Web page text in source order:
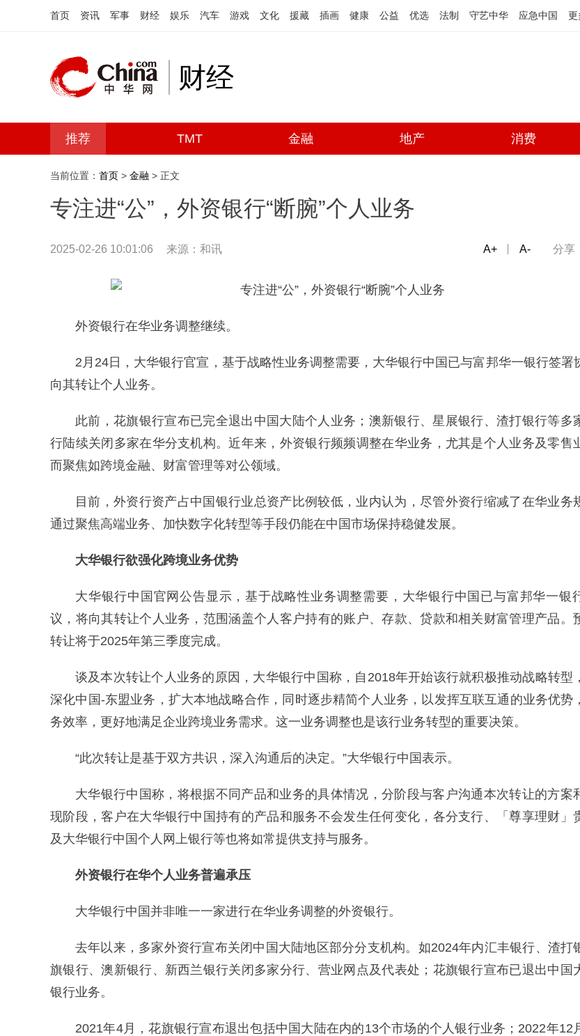
首页 资讯 军事 财经 娱乐 汽车 游戏 文化 援藏 插画 健康 公益 优选 法制 守艺中华 应急中国 更
财经
推荐 TMT 金融 地产 消费
当前位置： 首页 > 金融 > 正文
专注进“公”，外资银行“断腕”个人业务
2025-02-26 10:01:06 来源： 和讯 分享
微信 微博
A+ A-
外资银行在华业务调整继续。
2月24日，大华银行官宣，基于战略性业务调整需要，大华银行中国已与富邦华一银行签署
向其转让个人业务。
此前，花旗银行宣布已完全退出中国大陆个人业务；澳新银行、星展银行、渣打银行等多
行陆续关闭多家在华分支机构。近年来，外资银行频频调整在华业务，尤其是个人业务及零售
而聚焦如跨境金融、财富管理等对公领域。
目前，外资行资产占中国银行业总资产比例较低，业内认为，尽管外资行缩减了在华业务
通过聚焦高端业务、加快数字化转型等手段仍能在中国市场保持稳健发展。
大华银行欲强化跨境业务优势
大华银行中国官网公告显示，基于战略性业务调整需要，大华银行中国已与富邦华一银
议，将向其转让个人业务，范围涵盖个人客户持有的账户、存款、贷款和相关财富管理产品。
转让将于2025年第三季度完成。
谈及本次转让个人业务的原因，大华银行中国称，自2018年开始该行就积极推动战略转型
深化中国-东盟业务，扩大本地战略合作，同时逐步精简个人业务，以发挥互联互通的业务优势
务效率，更好地满足企业跨境业务需求。这一业务调整也是该行业务转型的重要决策。
“此次转让是基于双方共识，深入沟通后的决定。”大华银行中国表示。
大华银行中国称，将根据不同产品和业务的具体情况，分阶段与客户沟通本次转让的方案
现阶段，客户在大华银行中国持有的产品和服务不会发生任何变化，各分支行、「尊享理财」
及大华银行中国个人网上银行等也将如常提供支持与服务。
外资银行在华个人业务普遍承压
大华银行中国并非唯一一家进行在华业务调整的外资银行。
去年以来，多家外资行宣布关闭中国大陆地区部分分支机构。如2024年内汇丰银行、渣打
旗银行、澳新银行、新西兰银行关闭多家分行、营业网点及代表处；花旗银行宣布已退出中国
银行业务。
2021年4月，花旗银行宣布退出包括中国大陆在内的13个市场的个人银行业务；2022年12